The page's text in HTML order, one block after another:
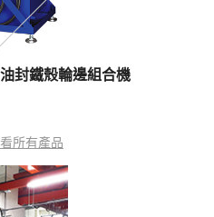
油封鐵殼輪邊組合機
看所有產品